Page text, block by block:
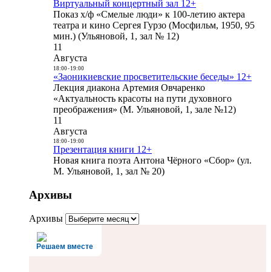
Виртуальный концертный зал 12+
Показ х/ф «Смелые люди» к 100-летию актера
театра и кино Сергея Гурзо (Мосфильм, 1950, 95
мин.) (Ульяновой, 1, зал № 12)
11
Августа
18:00- 19:00
«Заоникиевские просветительские беседы» 12+
Лекция диакона Артемия Овчаренко
«Актуальность красоты на пути духовного
преображения» (М. Ульяновой, 1, зале №12)
11
Августа
18:00- 19:00
Презентация книги 12+
Новая книга поэта Антона Чёрного «Сбор» (ул.
М. Ульяновой, 1, зал № 20)
Архивы
Архивы
Решаем вместе